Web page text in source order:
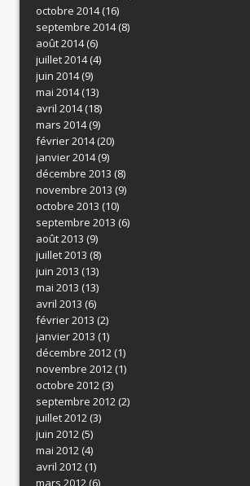
octobre 2014(16)
septembre 2014(8)
août 2014(6)
juillet 2014(4)
juin 2014(9)
mai 2014(13)
avril 2014(18)
mars 2014(9)
février 2014(20)
janvier 2014(9)
décembre 2013 (8)
novembre 2013 (9)
octobre 2013 (10)
septembre 2013 (6)
août 2013 (9)
juillet 2013 (8)
juin 2013 (13)
mai 2013 (13)
avril 2013 (6)
février 2013 (2)
janvier 2013 (1)
décembre 2012(1)
novembre 2012(1)
octobre 2012(3)
septembre 2012(2)
juillet 2012(3)
juin 2012(5)
mai 2012(4)
avril 2012(1)
mars 2012(6)